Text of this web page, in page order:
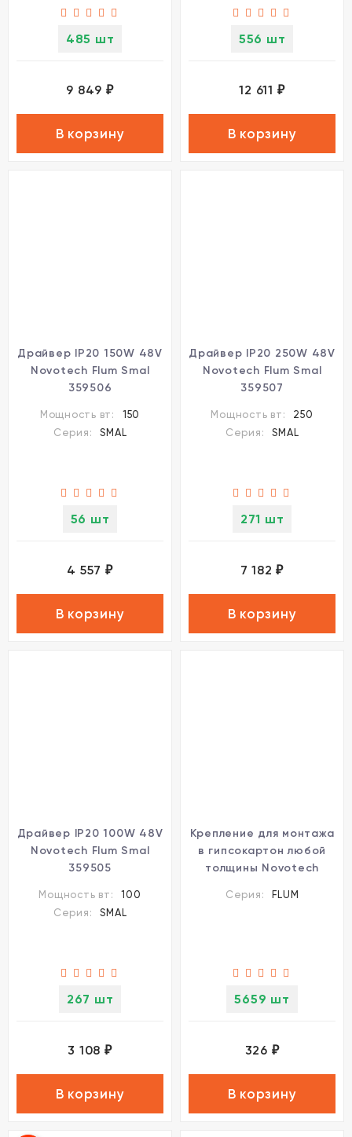
485 шт
9 849 ₽
В корзину
556 шт
12 611 ₽
В корзину
Драйвер IP20 150W 48V
Novotech Flum Smal
359506
Мощность вт:
150
Серия:
SMAL
56 шт
4 557 ₽
В корзину
Драйвер IP20 250W 48V
Novotech Flum Smal
359507
Мощность вт:
250
Серия:
SMAL
271 шт
7 182₽
В корзину
Драйвер IP20 100W 48V
Novotech Flum Smal
359505
Мощность вт:
100
Серия:
SMAL
267 шт
3 108 ₽
В корзину
Крепление для монтажа
в гипсокартон любой
толщины Novotech
Серия: FLUM
5659 шт
326 ₽
В корзину